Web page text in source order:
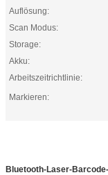
Auflösung:
Scan Modus:
Storage:
Akku:
Arbeitszeitrichtlinie:
Markieren:
Bluetooth-Laser-